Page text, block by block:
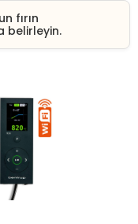
fırın
belirleyin.